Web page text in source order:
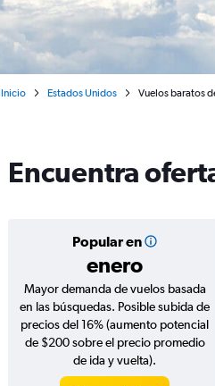
Inicio Estados Unidos Vuelos baratos
Encuentra
Popular en
enero
Mayor demanda de vuelos basada
en las búsquedas. Posible subida de
precios del 16% (aumento potencial
de $200 sobre el precio promedio
de ida y vuelta).